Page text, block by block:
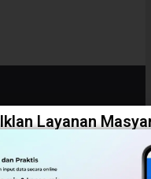
Layanan